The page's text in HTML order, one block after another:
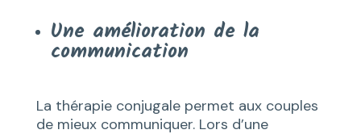
Une amélioration de la
communication
La thérapie conjugale permet aux couples
de mieux communiquer. Lors d’une